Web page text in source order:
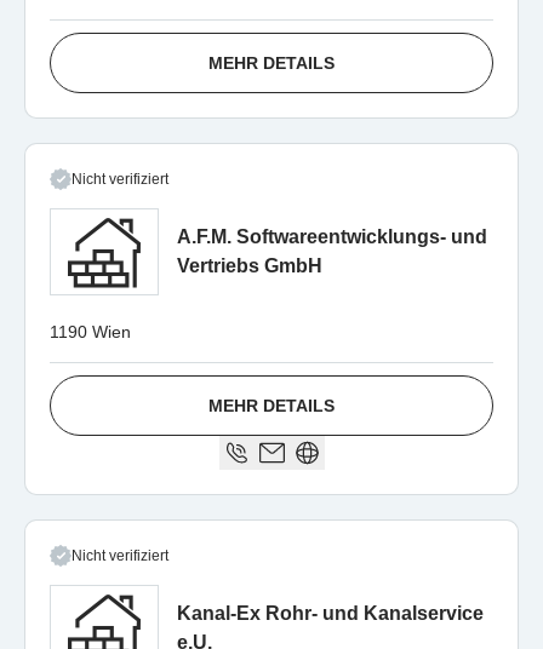
MEHR DETAILS
Nicht verifiziert
A.F.M. Softwareentwicklungs- und
Vertriebs GmbH
1190 Wien
MEHR DETAILS
Nicht verifiziert
Kanal-Ex Rohr- und Kanalservice
e.U.